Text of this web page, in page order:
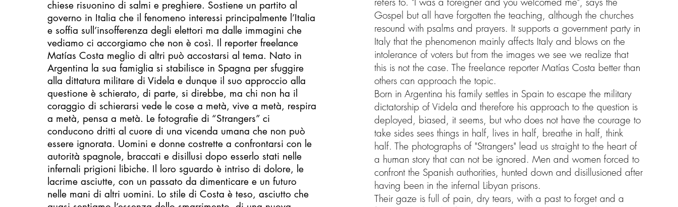
chiese risuonino di salmi e preghiere. Sostiene un partito al
governo in Italia che il fenomeno interessi principalmente l’Italia
e soffia sull’insofferenza degli elettori ma dalle immagini che
vediamo ci accorgiamo che non è così. Il reporter freelance
Matías Costa meglio di altri può accostarsi al tema. Nato in
Argentina la sua famiglia si stabilisce in Spagna per sfuggire
alla dittatura militare di Videla e dunque il suo approccio alla
questione è schierato, di parte, si direbbe, ma chi non ha il
coraggio di schierarsi vede le cose a metà, vive a metà, respira
a metà, pensa a metà. Le fotografie di “Strangers” ci
conducono dritti al cuore di una vicenda umana che non può
essere ignorata. Uomini e donne costrette a confrontarsi con le
autorità spagnole, braccati e disillusi dopo esserlo stati nelle
infernali prigioni libiche. Il loro sguardo è intriso di dolore, le
lacrime asciutte, con un passato da dimenticare e un futuro
nelle mani di altri uomini. Lo stile di Costa è teso, asciutto che
Gospel but all have forgotten the teaching, although the churches
resound with psalms and prayers. It supports a government party in
Italy that the phenomenon mainly affects Italy and blows on the
intolerance of voters but from the images we see we realize that
this is not the case. The freelance reporter Matías Costa better than
others can approach the topic.
Born in Argentina his family settles in Spain to escape the military
dictatorship of Videla and therefore his approach to the question is
deployed, biased, it seems, but who does not have the courage to
take sides sees things in half, lives in half, breathe in half, think
half. The photographs of "Strangers" lead us straight to the heart of
a human story that can not be ignored. Men and women forced to
confront the Spanish authorities, hunted down and disillusioned after
having been in the infernal Libyan prisons.
Their gaze is full of pain, dry tears, with a past to forget and a